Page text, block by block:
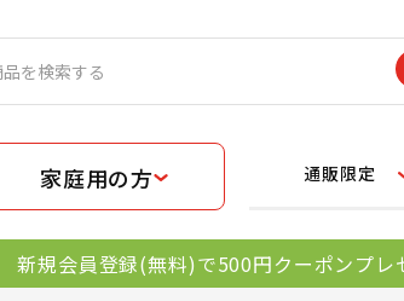
家庭用の方 通販限定
新規会員登録(無料)で500円クーポンプ